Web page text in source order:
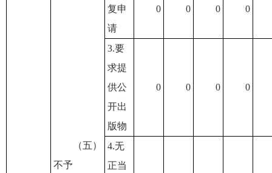
（五）
不予
复申
请
0 0 0 0
3.要
求提
供公
开出
版物
0 0 0 0
4.无
正当